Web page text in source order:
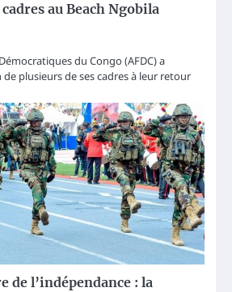
au Beach Ngobila
du Congo (AFDC) a
de plusieurs de ses cadres à leur retour
de l’indépendance : la